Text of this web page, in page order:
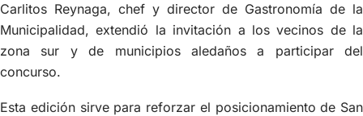
Carlitos Reynaga, chef y director de Gastronomía de la
Municipalidad, extendió la invitación a los vecinos de la
zona sur y de municipios aledaños a participar del
concurso.
Esta edición sirve para reforzar el posicionamiento de San